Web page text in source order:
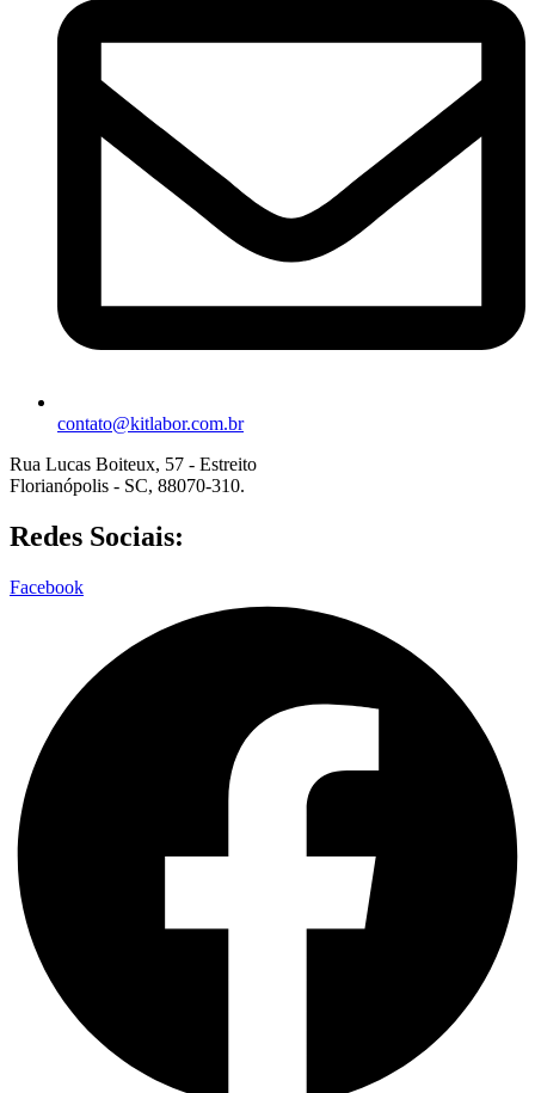
contato@kitlabor.com.br
Rua Lucas Boiteux, 57 - Estreito
Florianópolis - SC, 88070-310.
Redes Sociais:
Facebook